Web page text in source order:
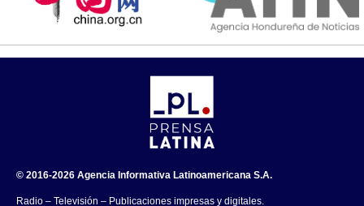
© 2016-2026 Agencia Informativa Latinoamericana S.A.
Radio – Televisión – Publicaciones impresas y digitales.